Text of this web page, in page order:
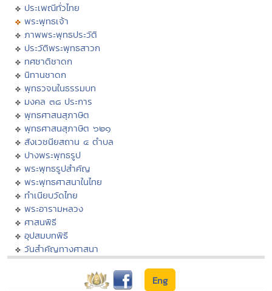
ประเพณีทั่วไทย
พระพุทธเจ้า
ภาพพระพุทธประวัติ
ประวัติพระพุทธสาวก
ทศชาติชาดก
นิทานชาดก
พุทธวจนในธรรมบท
มงคล ๓๘ ประการ
พุทธศาสนสุภาษิต
พุทธศาสนสุภาษิต ๖๒๑
สังเวชนียสถาน ๔ ตำบล
ปางพระพุทธรูป
พระพุทธรูปสำคัญ
พระพุทธศาสนาในไทย
ทำเนียบวัดไทย
พระอารามหลวง
ศาสนพิธี
อุปสมบทพิธี
วันสำคัญทางศาสนา
Eng